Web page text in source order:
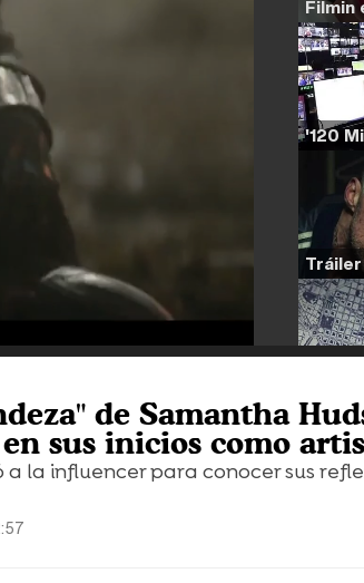
de Samantha
sus inicios como
la influencer para conocer sus